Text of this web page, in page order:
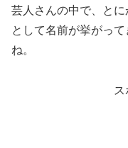
芸人さんの中で、と
として名前が挙がっ
ね。